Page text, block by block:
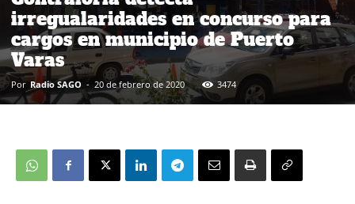
irregualaridades en concurso para
cargos en municipio de Puerto
Varas
Por Radio SAGO - 20 de febrero de 2020 3474